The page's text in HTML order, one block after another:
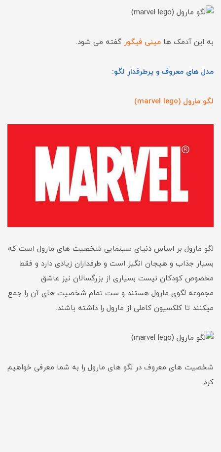
به این آدمک ها مینی فیگور گفته می شود.
مدل های معروف و پرطرفدار لگو:
لگو مارول (marvel lego)
لگو مارول بر اساس دنیای سینمایی شخصیت های مارول است که
بسیار جذاب و هیجان انگیز است و طرفداران زیادی دارد و فقط
مخصوص کودکان نیست بسیاری از بزرگسالان نیز عاشق
مجموعه لگوی مارول هستند و ست تمام شخصیت های آن را جمع
میکنند تا کلکسیون کاملی از مارول را داشته باشند.
شخصیت های معروف در لگو های مارول را به شما معرفی خواهیم
کرد.